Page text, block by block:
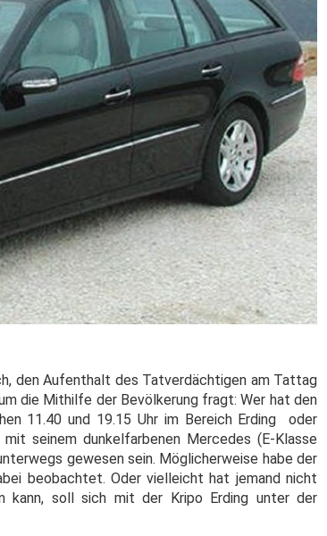
den Aufenthalt des Tatverdächtigen am Tattag
die Mithilfe der Bevölkerung fragt:Wer hat den
11.40 und 19.15 Uhr im Bereich Erding oder
seinem dunkelfarbenen Mercedes (E-Klasse
gewesen sein. Möglicherweise habe der
beobachtet. Oder vielleicht hat jemand nicht
kann, soll sich mit der Kripo Erding unter der